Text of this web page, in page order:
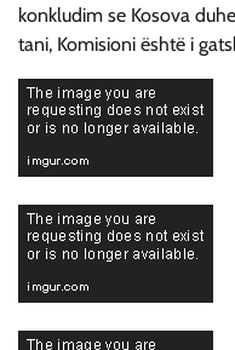
konkludim se Kosova
tani, Komisioni është i